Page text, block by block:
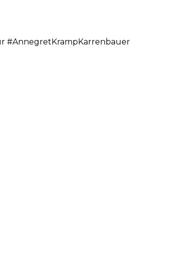
#AnnegretKrampKarrenbauer